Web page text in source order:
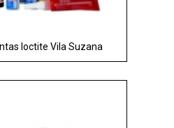
loctite Vila Suzana